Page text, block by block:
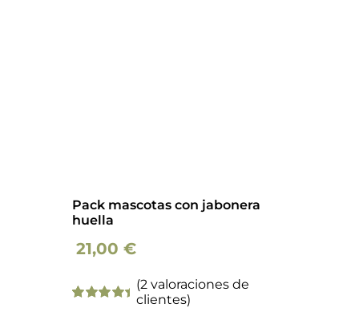
Pack mascotas con jabonera
huella
21,00 €
(2 valoraciones de
clientes)